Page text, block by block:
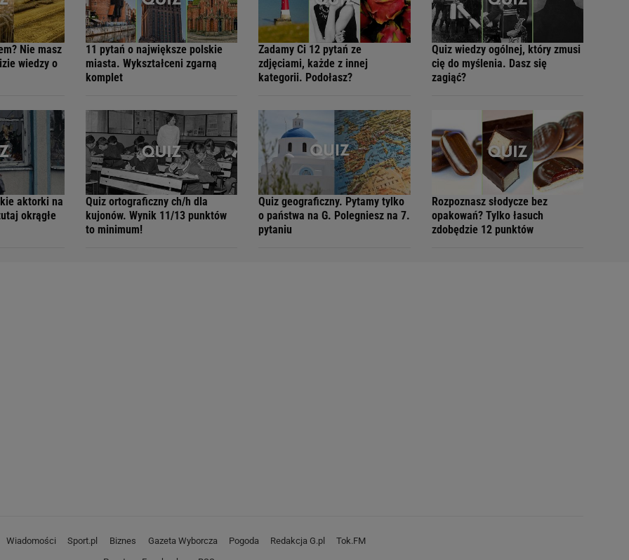
Nie masz
wiedzy o
11 pytań o największe polskie
miasta. Wykształceni zgarną
komplet
Zadamy Ci 12 pytań ze
zdjęciami, każde z innej
kategorii. Podołasz?
Quiz wiedzy ogólnej, który zmusi
cię do myślenia. Dasz się
zagiąć?
aktorki na
okrągłe
Quiz ortograficzny ch/h dla
kujonów. Wynik 11/13 punktów
to minimum!
Quiz geograficzny. Pytamy tylko
o państwa na G. Polegniesz na 7.
pytaniu
Rozpoznasz słodycze bez
opakowań? Tylko łasuch
zdobędzie 12 punktów
Wiadomości Sport.pl Biznes Gazeta Wyborcza Pogoda Redakcja G.pl
Tok.FM